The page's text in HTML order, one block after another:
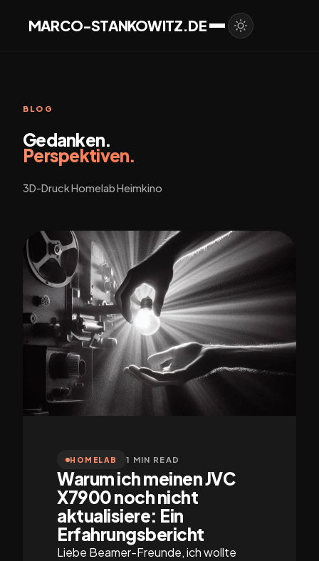
MARCO-STANKOWITZ.DE
BLOG
Gedanken.
Perspektiven.
3D-Druck Homelab Heimkino
HOMELAB 1 MIN READ
Warum ich meinen JVC
X7900 noch nicht
aktualisiere: Ein
Erfahrungsbericht
Liebe Beamer-Freunde, ich wollte